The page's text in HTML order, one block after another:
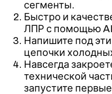
сегменты.
Быстро и
ЛПР с помощью AI
Напишите под
цепочки
Навсегда
технической
запустите